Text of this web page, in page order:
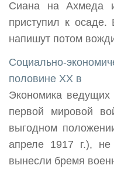
Сиана на Ахмеда
приступил к
напишут потом
Социально-
половине XX в
Экономика
первой мировой
выгодном
апреле 1917 г.),
вынесли бремя